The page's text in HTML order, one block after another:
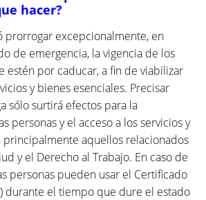
hacer?
prorrogar excepcionalmente, en
de emergencia, la vigencia de los
estén por caducar, a fin de viabilizar
y bienes esenciales. Precisar
sólo surtirá efectos para la
personas y el acceso a los servicios y
principalmente aquellos relacionados
y el Derecho al Trabajo. En caso de
personas pueden usar el Certificado
durante el tiempo que dure el estado